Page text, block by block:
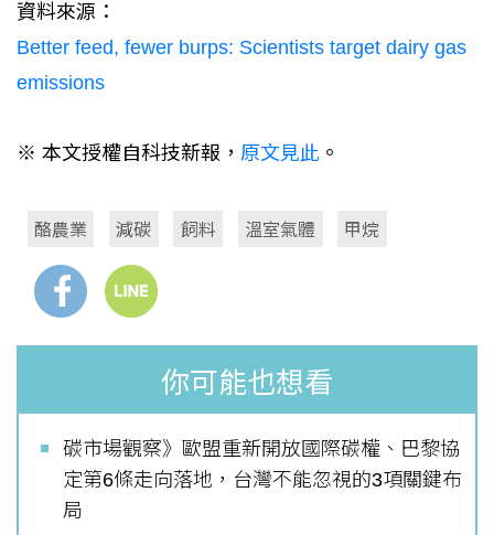
資料來源：
Better feed, fewer burps: Scientists target dairy gas
emissions
※ 本文授權自科技新報， 原文見此 。
酪農業 減碳 飼料 溫室氣體 甲烷
你可能也想看
碳市場觀察》歐盟重新開放國際碳權、巴黎協
定第6條走向落地，台灣不能忽視的3項關鍵布
局